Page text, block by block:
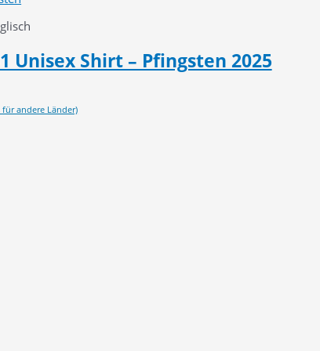
Unisex Shirt – Pfingsten 2025
für andere Länder)